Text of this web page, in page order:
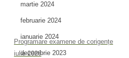
Programare examene de corigențe
iulie 2026
martie 2024
februarie 2024
ianuarie 2024
decembrie 2023